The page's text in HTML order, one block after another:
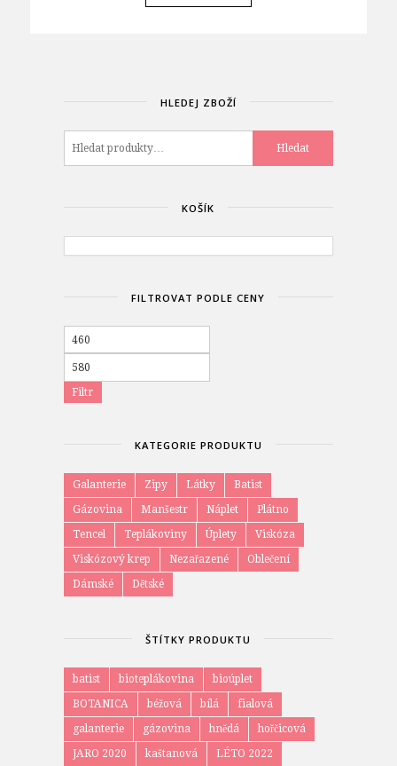
HLEDEJ ZBOŽÍ
Hledat
KOŠÍK
FILTROVAT PODLE CENY
Filtr
KATEGORIE PRODUKTU
Galanterie Zipy Látky
Batist
Gázovina
Manšestr Náplet
Plátno
Tencel
Teplákoviny Úplety
Viskóza
Viskózový krep
Nezařazené
Oblečení
Dámské
Dětské
ŠTÍTKY PRODUKTU
batist bioteplákovina
bioúplet
BOTANICA
béžová bílá
fialová
galanterie
gázovina hnědá
hořčicová
JARO 2020
kaštanová
LÉTO 2022